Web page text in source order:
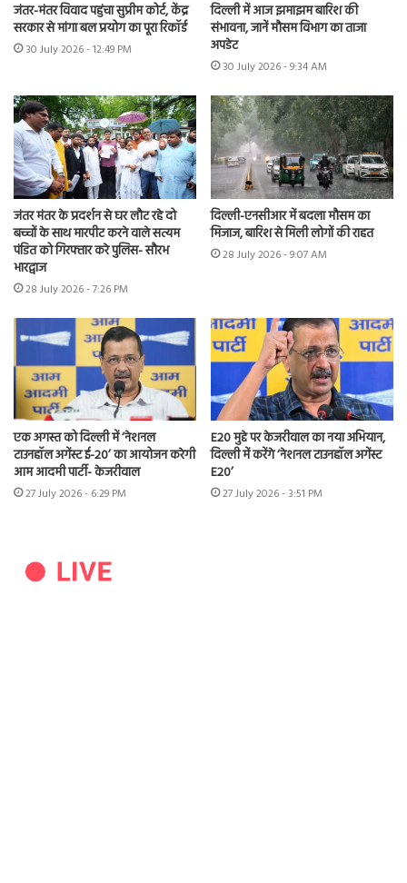
जंतर-मंतर विवाद पहुंचा सुप्रीम कोर्ट, केंद्र
सरकार से मांगा बल प्रयोग का पूरा रिकॉर्ड
30 July 2026 - 12:49 PM
दिल्ली में आज झमाझम बारिश की
संभावना, जानें मौसम विभाग का ताजा
अपडेट
30 July 2026 - 9:34 AM
जंतर मंतर के प्रदर्शन से घर लौट रहे दो
बच्चों के साथ मारपीट करने वाले सत्यम
पंडित को गिरफ्तार करे पुलिस- सौरभ
भारद्वाज
28 July 2026 - 7:26 PM
दिल्ली-एनसीआर में बदला मौसम का
मिजाज, बारिश से मिली लोगों की राहत
28 July 2026 - 9:07 AM
एक अगस्त को दिल्ली में ‘नेशनल
टाउनहॉल अगेंस्ट ई-20’ का आयोजन करेगी
आम आदमी पार्टी- केजरीवाल
27 July 2026 - 6:29 PM
E20 मुद्दे पर केजरीवाल का नया अभियान,
दिल्ली में करेंगे ‘नेशनल टाउनहॉल अगेंस्ट
E20’
27 July 2026 - 3:51 PM